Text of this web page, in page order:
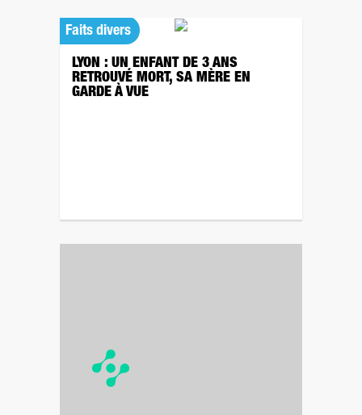
Faits divers
LYON : UN ENFANT DE 3 ANS
RETROUVÉ MORT, SA MÈRE EN
GARDE À VUE